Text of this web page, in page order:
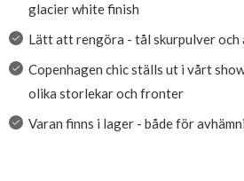
glacier white finish
Lätt att rengöra - tål skurpulver och
Copenhagen chic ställs ut i vårt
olika storlekar och fronter
Varan finns i lager - både för